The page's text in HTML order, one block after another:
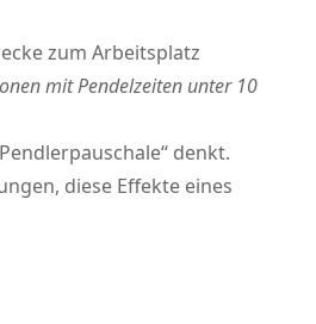
zum Arbeitsplatz
mit Pendelzeiten unter 10
denkt.
diese Effekte eines